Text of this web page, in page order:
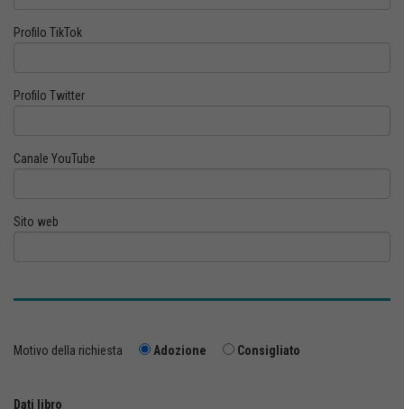
Profilo TikTok
Profilo Twitter
Canale YouTube
Sito web
Motivo della richiesta Adozione Consigliato
Dati libro